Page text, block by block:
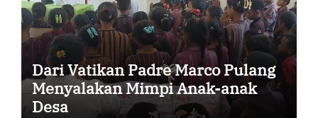
Dari Vatikan Padre Marco Pulang
Menyalakan Mimpi Anak-anak
Desa